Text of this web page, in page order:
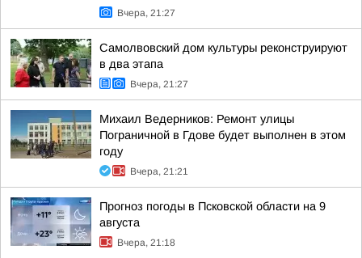
Вчера, 21:27
Самолвовский дом культуры реконструируют
в два этапа
Вчера, 21:27
Михаил Ведерников: Ремонт улицы
Пограничной в Гдове будет выполнен в этом
году
Вчера, 21:21
Прогноз погоды в Псковской области на 9
августа
Вчера, 21:18